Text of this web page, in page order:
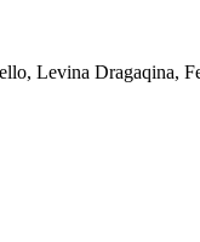
Levina Dragaqina,